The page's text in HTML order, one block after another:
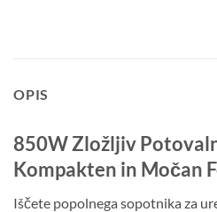
OPIS
850W Zložljiv
Kompakten in Močan
Iščete popolnega sopotnika za